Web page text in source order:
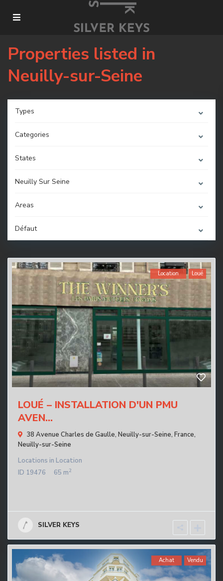
Properties listed in
Neuilly-sur-Seine
Types
Categories
States
Neuilly Sur Seine
Areas
Défaut
Location Loué
LOUÉ – INSTALLATION D'UN PMU
AVEN...
38 Avenue Charles de Gaulle, Neuilly-sur-Seine, France,
Neuilly-sur-Seine
Locations in Location
ID 19476 65 m2
SILVER KEYS
Achat Vendu